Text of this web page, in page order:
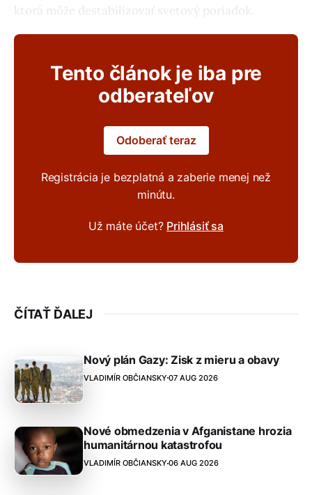
ktorá môže destabilizovať svetový poriadok.
Tento článok je iba pre
odberateľov
Odoberať teraz
Registrácia je bezplatná a zaberie menej než
minútu.
Už máte účet? Prihlásiť sa
ČÍTAŤ ĎALEJ
Nový plán Gazy: Zisk z mieru a obavy
VLADIMÍR OBČIANSKY 07 AUG 2026
Nové obmedzenia v Afganistane hrozia
humanitárnou katastrofou
VLADIMÍR OBČIANSKY 06 AUG 2026